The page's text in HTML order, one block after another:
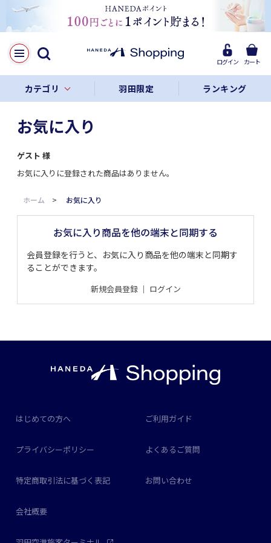
ログイン カート
カテゴリ 羽田限定 ランキング
お気に入り
ゲスト 様
お気に入りに登録された商品はありません。
ホーム > お気に入り
お気に入り商品を他の端末と同期する
会員登録を行うと、お気に入り商品を他の端末と同期す
ることができます。
新規会員登録｜ ログイン
はじめての方へ ご利用ガイド
プライバシーポリシー よくあるご質問
特定商取引法に基づく表記 お問い合わせ
会社概要